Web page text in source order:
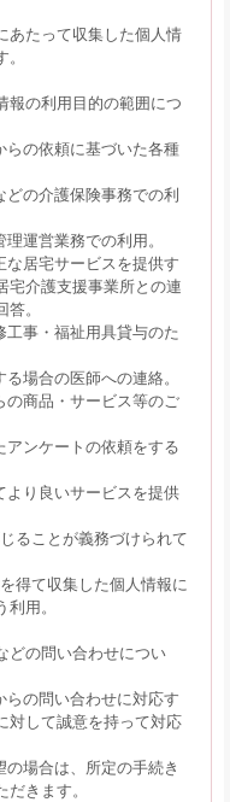
あたって収集した個人情
報の利用目的の範囲につ
の依頼に基づいた各種
の介護保険事務での利
運営業務での利用。
居宅サービスを提供す
宅介護支援事業所との連
。
事・福祉用具貸与のた
場合の医師への連絡。
商品・サービス等のご
ンケートの依頼をする
り良いサービスを提供
ることが義務づけられて
得て収集した個人情報に
用。
どの問い合わせについ
の問い合わせに対応す
対して誠意を持って対応
場合は、所定の手続き
きます。